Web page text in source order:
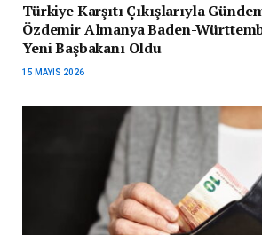
Türkiye Karşıtı Çıkışlarıyla
Özdemir Almanya Baden-
Yeni Başbakanı Oldu
15 MAYIS 2026